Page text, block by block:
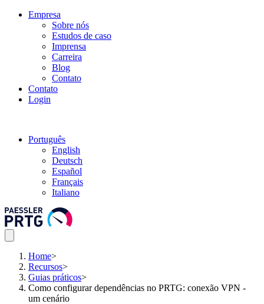
Empresa
Sobre nós
Estudos de caso
Imprensa
Carreira
Blog
Contato
Contato
Login
Português
English
Deutsch
Español
Français
Italiano
Home>
Recursos>
Guias práticos>
Como configurar dependências no PRTG: conexão VPN -
um cenário